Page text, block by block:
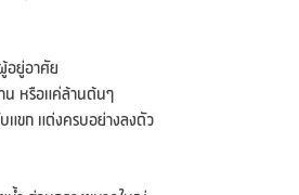
อยู่อาศัย
น หรือแค่ล้านต้นๆ
แขก แต่งครบอย่างลงตัว